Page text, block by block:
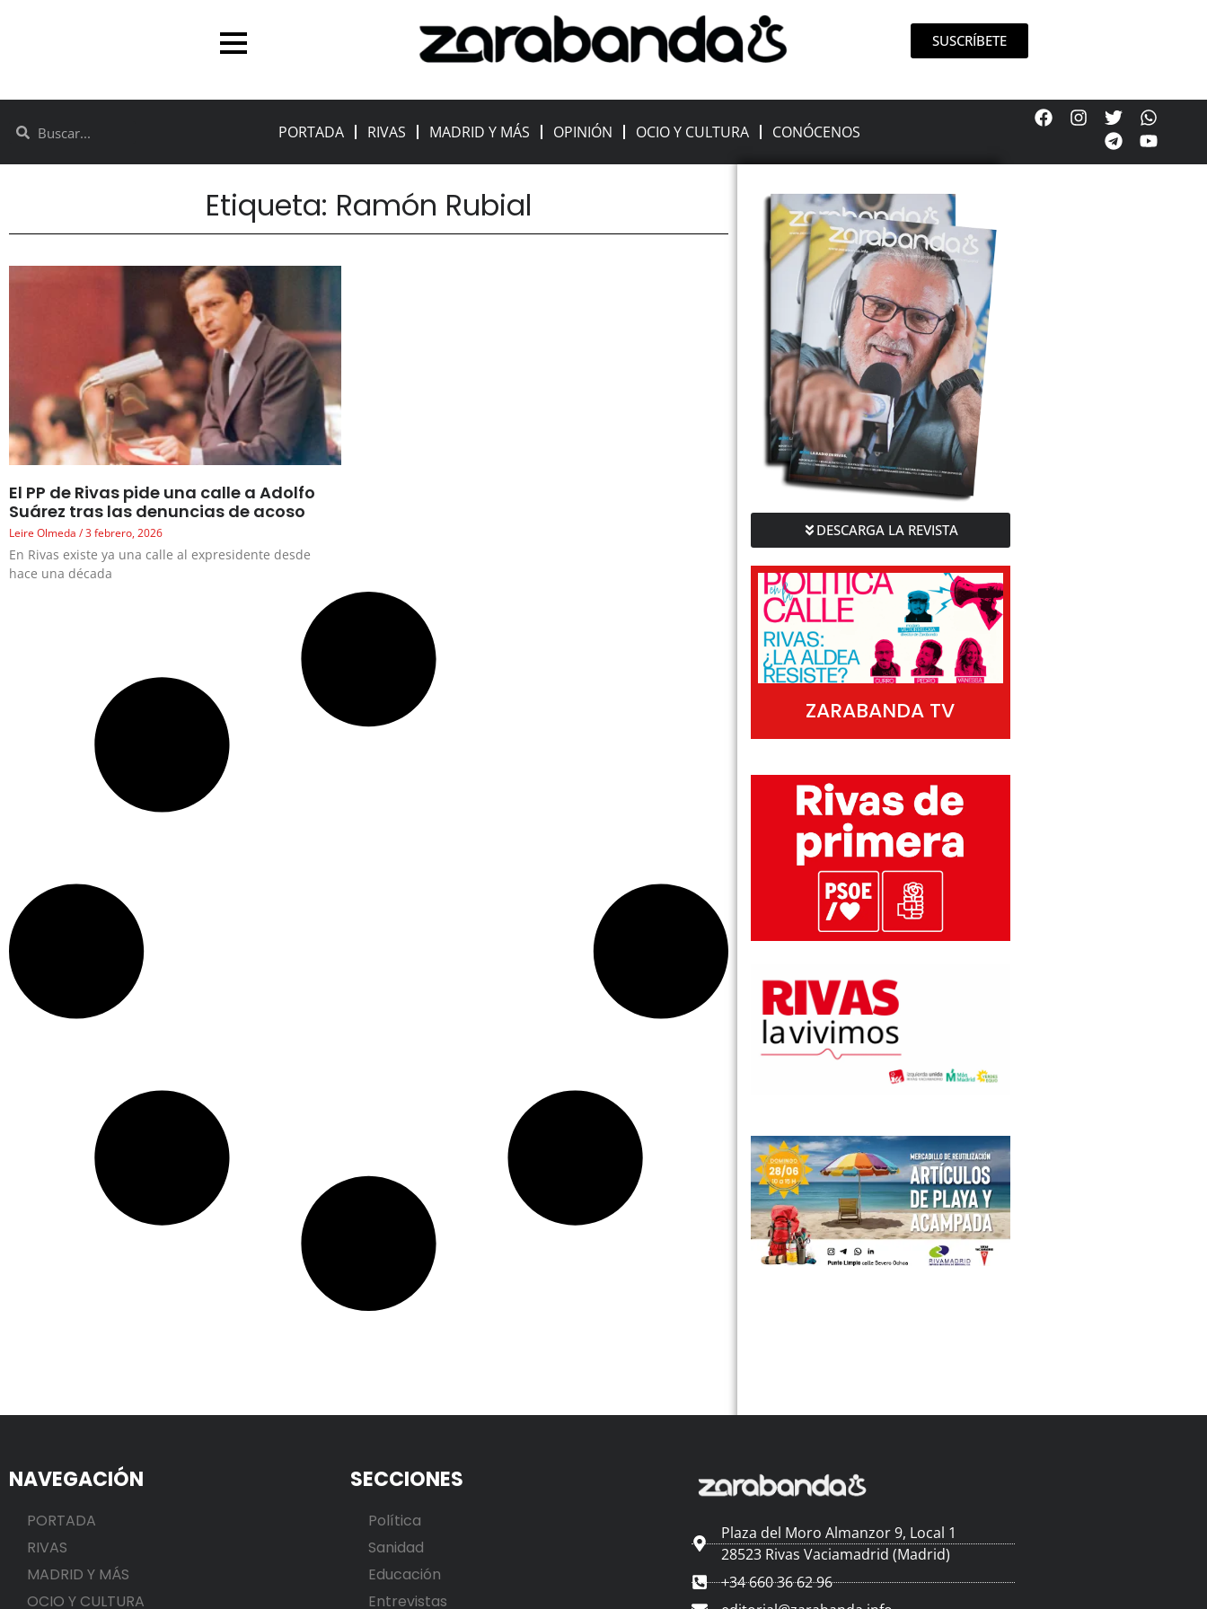
SUSCRÍBETE
PORTADA RIVAS MADRID Y MÁS OPINIÓN OCIO Y CULTURA CONÓCENOS
Etiqueta: Ramón Rubial
El PP de Rivas pide una calle a Adolfo
Suárez tras las denuncias de acoso
Leire Olmeda 3 febrero, 2026
En Rivas existe ya una calle al expresidente desde
hace una década
DESCARGA LA REVISTA
ZARABANDA TV
NAVEGACIÓN
PORTADA
RIVAS
MADRID Y MÁS
OCIO Y CULTURA
SECCIONES
Política
Sanidad
Educación
Entrevistas
Plaza del Moro Almanzor 9, Local 1
28523 Rivas Vaciamadrid (Madrid)
+34 660 36 62 96